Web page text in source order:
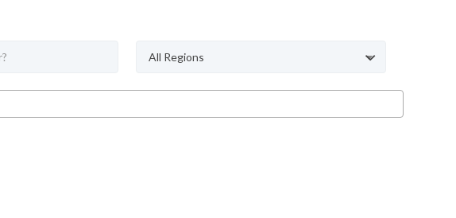
All Regions